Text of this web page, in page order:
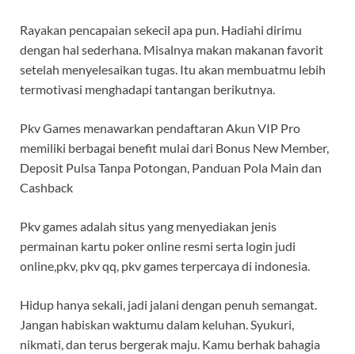
Rayakan pencapaian sekecil apa pun. Hadiahi dirimu
dengan hal sederhana. Misalnya makan makanan favorit
setelah menyelesaikan tugas. Itu akan membuatmu lebih
termotivasi menghadapi tantangan berikutnya.
Pkv Games menawarkan pendaftaran Akun VIP Pro
memiliki berbagai benefit mulai dari Bonus New Member,
Deposit Pulsa Tanpa Potongan, Panduan Pola Main dan
Cashback
Pkv games adalah situs yang menyediakan jenis
permainan kartu poker online resmi serta login judi
online,pkv, pkv qq, pkv games terpercaya di indonesia.
Hidup hanya sekali, jadi jalani dengan penuh semangat.
Jangan habiskan waktumu dalam keluhan. Syukuri,
nikmati, dan terus bergerak maju. Kamu berhak bahagia